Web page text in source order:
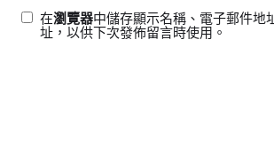
在瀏覽器中儲存顯示名稱、電子郵件地
址，以供下次發佈留言時使用。